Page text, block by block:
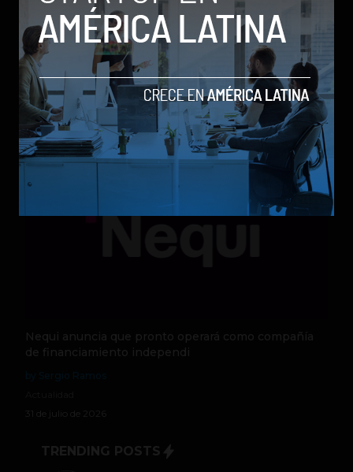
Qwen 3.8-Max, la nueva IA de Alibaba que desafía a
los modelos más poderosos
by Sergio Ramos
Actualidad
5 de agosto de 2026
Nequi anuncia que pronto operará como compañía
de financiamiento independi
31 de julio de 2026
TRENDING POSTS